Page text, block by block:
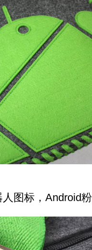
图标，Android